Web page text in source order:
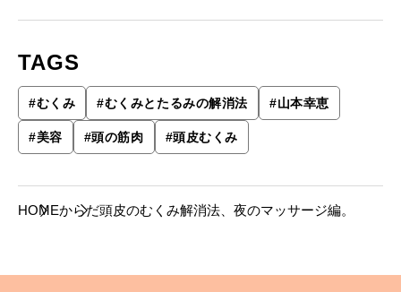
TAGS
#むくみ #むくみとたるみの解消法 #山本幸恵
#美容 #頭の筋肉 #頭皮むくみ
HOMEからだ頭皮のむくみ解消法、夜のマッサージ編。